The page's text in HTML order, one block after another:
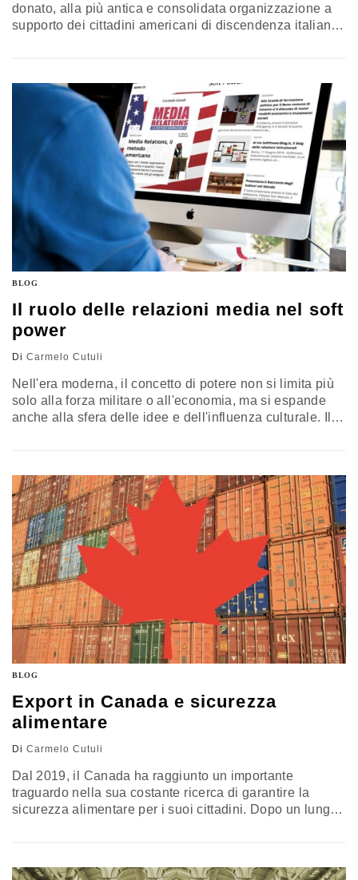
donato, alla più antica e consolidata organizzazione a
supporto dei cittadini americani di discendenza italiana,
Madrepatria ci si ricordi, a distanza di…
BLOG
Il ruolo delle relazioni media nel soft
power
Di Carmelo Cutuli
Nell'era moderna, il concetto di potere non si limita più
solo alla forza militare o all'economia, ma si espande
anche alla sfera delle idee e dell'influenza culturale. Il
degli altri attraverso mezzi non…
BLOG
Export in Canada e sicurezza
alimentare
Di Carmelo Cutuli
Dal 2019, il Canada ha raggiunto un importante
traguardo nella sua costante ricerca di garantire la
sicurezza alimentare per i suoi cittadini. Dopo un lungo
(SFCR), un regolamento completo che mira a rafforzare